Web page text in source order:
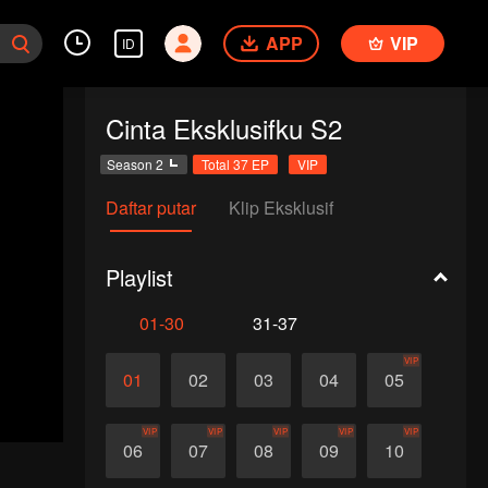
ID APP VIP
Cinta Eksklusifku S2
Season 2 Total 37 EP VIP
Daftar putar Klip Eksklusif
Playlist
01-30 31-37
01 02 03 04 05
VIP
06
VIP
07
VIP
08
VIP
09
VIP
10
VIP